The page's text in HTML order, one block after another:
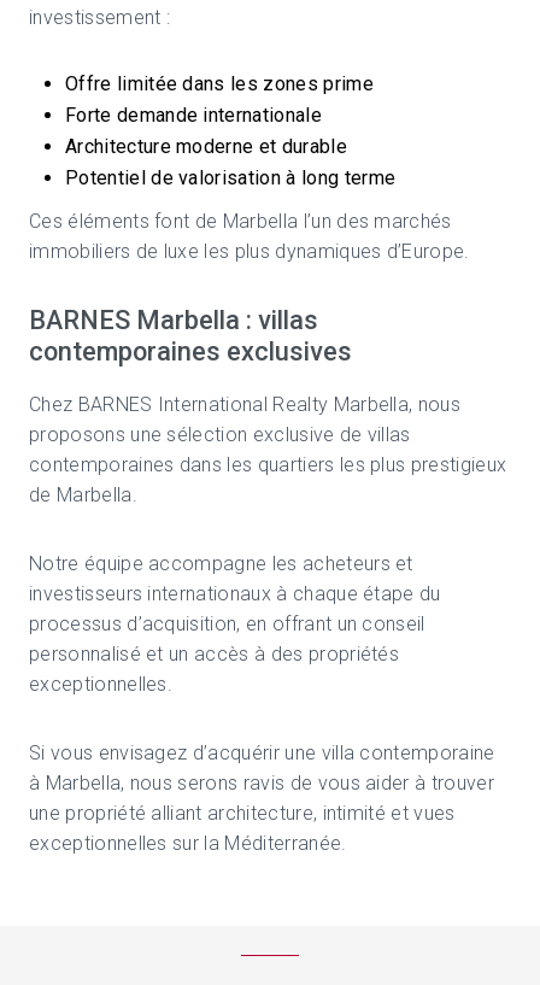
investissement :
Offre limitée dans les zones prime
Forte demande internationale
Architecture moderne et durable
Potentiel de valorisation à long terme
Ces éléments font de Marbella l’un des marchés
immobiliers de luxe les plus dynamiques d’Europe.
BARNES Marbella : villas
contemporaines exclusives
Chez BARNES International Realty Marbella, nous
proposons une sélection exclusive de villas
contemporaines dans les quartiers les plus prestigieux
de Marbella.
Notre équipe accompagne les acheteurs et
investisseurs internationaux à chaque étape du
processus d’acquisition, en offrant un conseil
personnalisé et un accès à des propriétés
exceptionnelles.
Si vous envisagez d’acquérir une villa contemporaine
à Marbella, nous serons ravis de vous aider à trouver
une propriété alliant architecture, intimité et vues
exceptionnelles sur la Méditerranée.